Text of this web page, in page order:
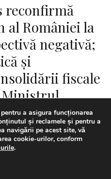
reconfirmă
al României la
negativă;
și
fiscale
Ministrul
Nazare:
de
a reformelor
a asigura funcționarea
și reclamele și pentru a
navigării pe acest site, vă
cookie-urilor, conform
.